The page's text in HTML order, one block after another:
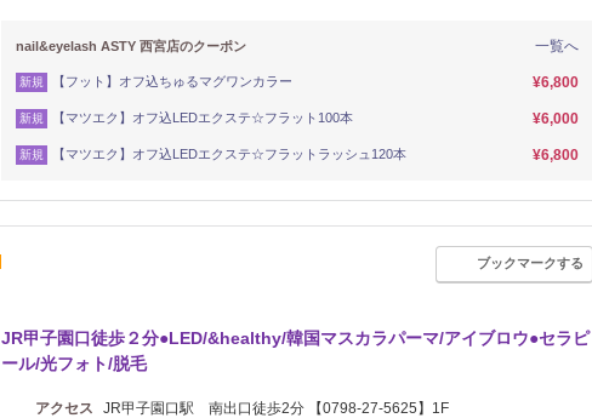
一覧へ
nail&eyelash ASTY 西宮店のクーポン
新規 【フット】オフ込ちゅるマグワンカラー ¥6,800
新規 【マツエク】オフ込LEDエクステ☆フラット100本 ¥6,000
新規 【マツエク】オフ込LEDエクステ☆フラットラッシュ120本 ¥6,800
ブックマークする
JR甲子園口徒歩２分●LED/&healthy/韓国マスカラパーマ/アイブロウ●セラピ
ール/光フォト/脱毛
アクセス
JR甲子園口駅 南出口徒歩2分 【0798-27-5625】1F